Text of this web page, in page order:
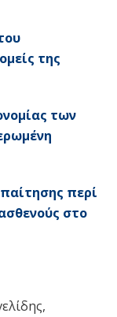
της
των
περί
στο